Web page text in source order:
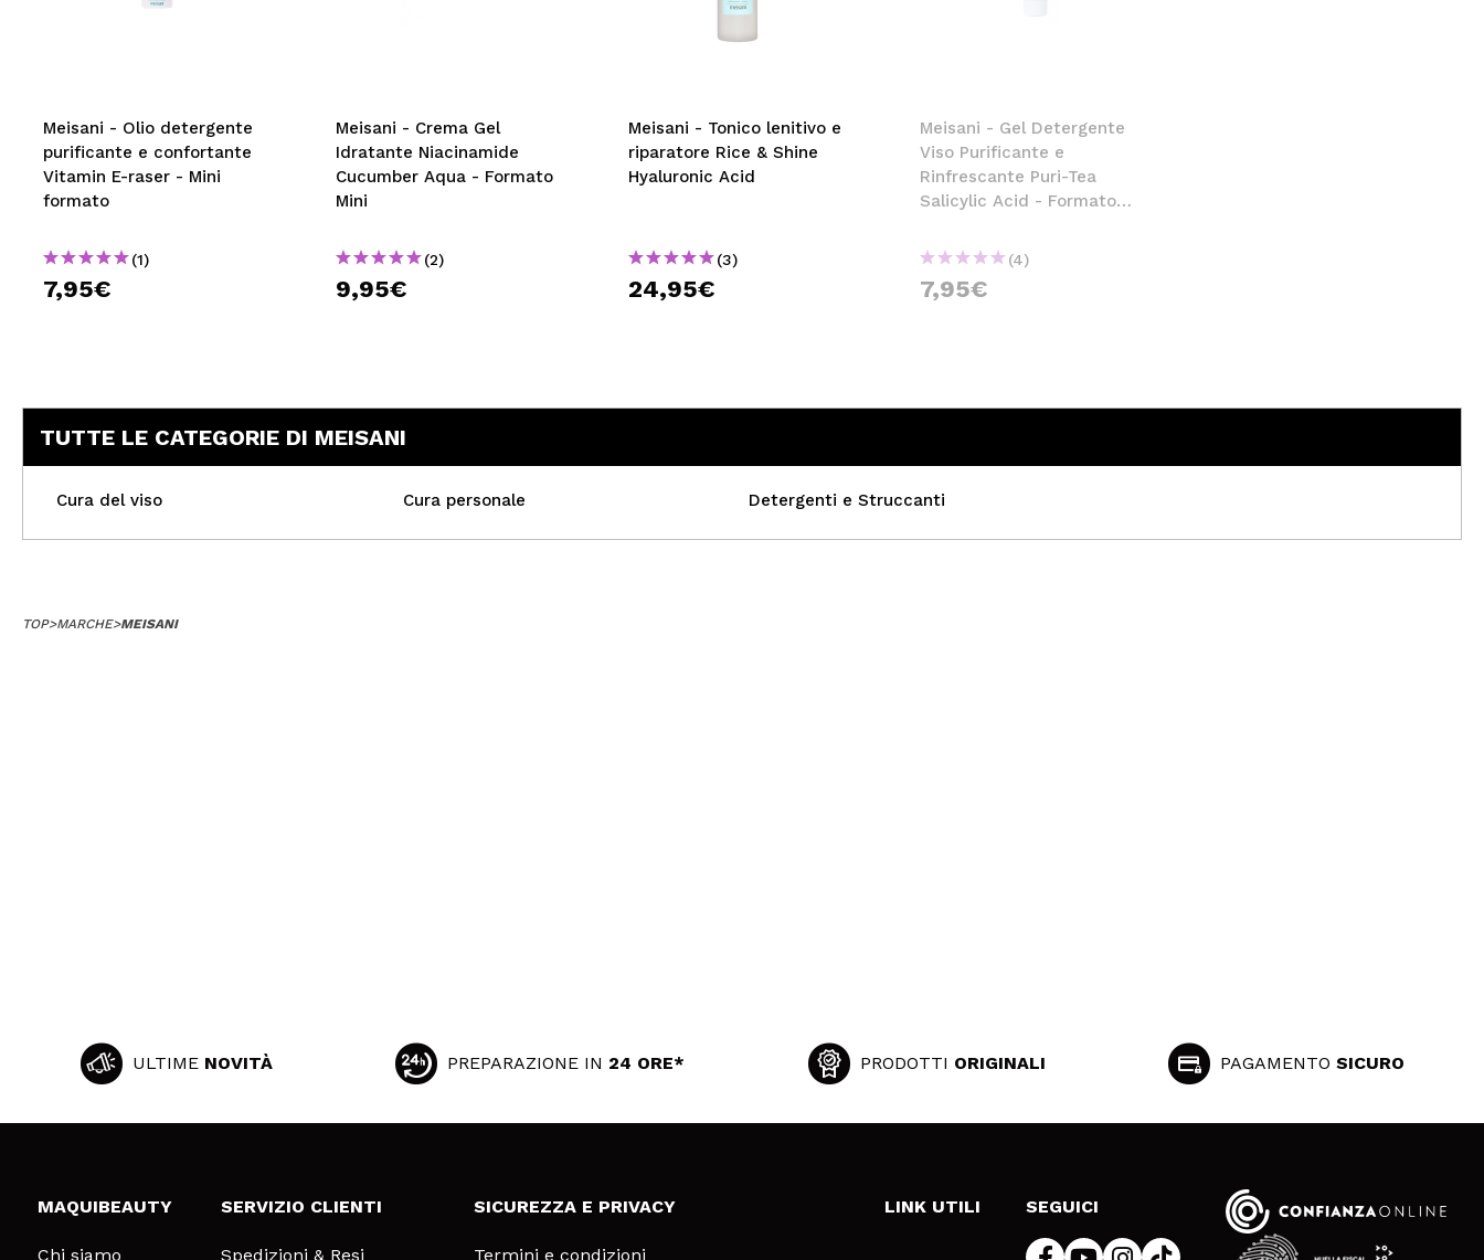
Meisani - Olio detergente
purificante e confortante
Vitamin E-raser - Mini
formato
(1)
7,95€
Meisani - Crema Gel
Idratante Niacinamide
Cucumber Aqua - Formato
Mini
(2)
9,95€
Meisani - Tonico lenitivo e
riparatore Rice & Shine
Hyaluronic Acid
(3)
24,95€
Meisani - Gel Detergente
Viso Purificante e
Rinfrescante Puri-Tea
Salicylic Acid - Formato
(4)
7,95€
TUTTE LE CATEGORIE DI MEISANI
Cura del viso Cura personale Detergenti e Struccanti
TOP>MARCHE>MEISANI
ULTIME NOVITÀ PREPARAZIONE IN 24 ORE* PRODOTTI ORIGINALI PAGAMENTO SICURO
MAQUIBEAUTY
Chi siamo
SERVIZIO CLIENTI
Spedizioni & Resi
SICUREZZA E PRIVACY
Termini e condizioni
LINK UTILI SEGUICI